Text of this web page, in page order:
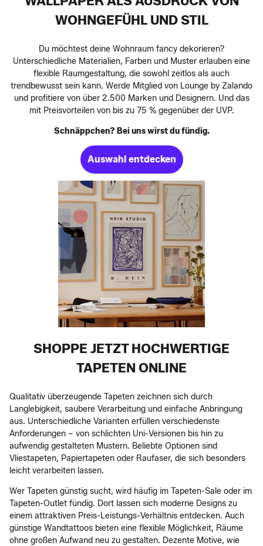
WOHNGEFÜHL UND STIL
Du möchtest deine Wohnraum fancy dekorieren?
Unterschiedliche Materialien, Farben und Muster erlauben eine
flexible Raumgestaltung, die sowohl zeitlos als auch
trendbewusst sein kann. Werde Mitglied von Lounge by Zalando
und profitiere von über 2.500 Marken und Designern. Und das
mit Preisvorteilen von bis zu 75 % gegenüber der UVP.
Schnäppchen? Bei uns wirst du fündig.
Auswahl entdecken
SHOPPE JETZT HOCHWERTIGE
TAPETEN ONLINE
Qualitativ überzeugende Tapeten zeichnen sich durch
Langlebigkeit, saubere Verarbeitung und einfache Anbringung
aus. Unterschiedliche Varianten erfüllen verschiedenste
Anforderungen – von schlichten Uni-Versionen bis hin zu
aufwendig gestalteten Mustern. Beliebte Optionen sind
Vliestapeten, Papiertapeten oder Raufaser, die sich besonders
leicht verarbeiten lassen.
Wer Tapeten günstig sucht, wird häufig im Tapeten-Sale oder im
Tapeten-Outlet fündig. Dort lassen sich moderne Designs zu
einem attraktiven Preis-Leistungs-Verhältnis entdecken. Auch
günstige Wandtattoos bieten eine flexible Möglichkeit, Räume
ohne großen Aufwand neu zu gestalten. Dezente Motive, wie